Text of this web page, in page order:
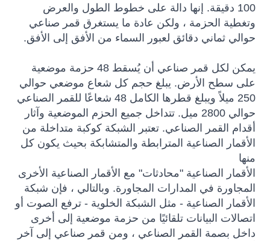
100 دقيقة. إنها دالة على خطوط الطول والعرض
وتغطية الحزمة ، ولكن عادة ما يستغرق قمر صناعي
حوالي ثماني دقائق لعبور السماء من الأفق إلى الأفق.
يمكن لكل قمر صناعي أن يُسقط 48 حزمة موضعية
على سطح الأرض. يبلغ حجم كل شعاع موضعي حوالي
250 ميلاً ويبلغ قطرها الكامل 48 شعاعًا للقمر الصناعي
حوالي 2800 ميل. تتداخل جميع الحزم الموضعية وآثار
أقدام القمر الصناعي. تعتبر الشبكة كوكبة متداخلة من
الأقمار الصناعية المترابطة والمتشابكة بحيث يكون كل
منها
الأقمار الصناعية "محادثات" مع الأقمار الصناعية الأخرى
المجاورة في المدارات المجاورة. وبالتالي ، فإن شبكة
الأقمار الصناعية - مثل الشبكة الخلوية - ترفع الصوت أو
اتصالات البيانات تلقائيًا من حزمة موضعية إلى أخرى
داخل بصمة القمر الصناعي ، ومن قمر صناعي إلى آخر